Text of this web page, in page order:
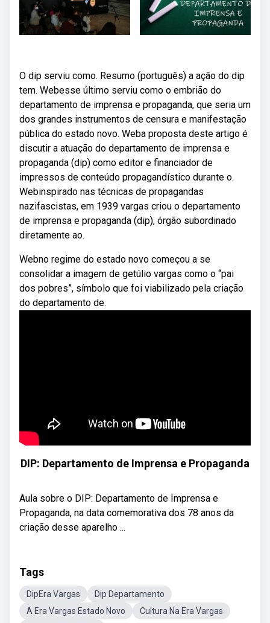
O dip serviu como. Resumo (português) a ação do dip
tem. Webesse último serviu como o embrião do
departamento de imprensa e propaganda, que seria um
dos grandes instrumentos de censura e manifestação
pública do estado novo. Weba proposta deste artigo é
discutir a atuação do departamento de imprensa e
propaganda (dip) como editor e financiador de
impressos de conteúdo propagandístico durante o.
Webinspirado nas técnicas de propagandas
nazifascistas, em 1939 vargas criou o departamento
de imprensa e propaganda (dip), órgão subordinado
diretamente ao.
Webno regime do estado novo começou a se
consolidar a imagem de getúlio vargas como o “pai
dos pobres”, símbolo que foi viabilizado pela criação
do departamento de.
DIP: Departamento de Imprensa e Propaganda
Aula sobre o DIP: Departamento de Imprensa e
Propaganda, na data comemorativa dos 78 anos da
criação desse aparelho ...
Tags
DipEra Vargas
Dip Departamento
A Era Vargas Estado Novo
Cultura Na Era Vargas